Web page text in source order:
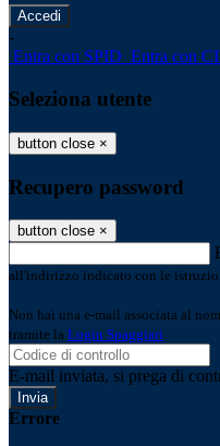
-
Entra con SPID Entra con
Seleziona utente
button close ×
Recupero password
button close ×
all'indirizzo indicato con le
Non hai una e-mail associata al
tramite la Login Spaggiari
E-mail inviata, si prega di
Errore